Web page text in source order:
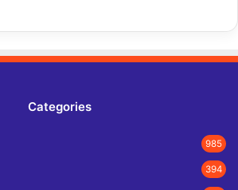
Categories
985
394